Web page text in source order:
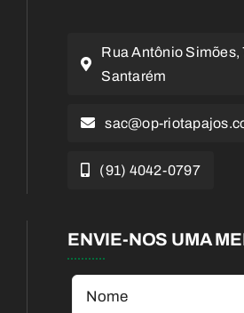
Rua Antônio Simões,
Santarém
sac@op-
(91) 4042-0797
ENVIE-NOS UMA